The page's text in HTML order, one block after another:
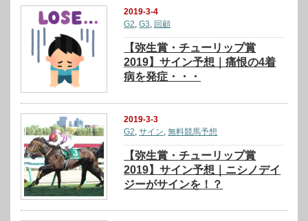
2019-3-4
G2,G3, 回顧
【弥生賞・チューリップ賞
2019】サイン予想｜痛恨の4着
病を発症・・・
2019-3-3
G2,サイン,無料競馬予想
【弥生賞・チューリップ賞
2019】サイン予想｜ニシノデイ
ジーがサインを！？